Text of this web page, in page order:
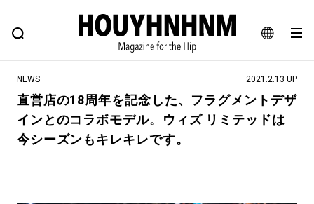
JA
EN
FEATURE BLOG SNAP
ヒップなファッション、カルチャー、ライフスタイルWEBマガジン
#注目のタグ
#NEW VINTAGE #マイナーグッド図鑑
NEWS 2021.2.13 UP
直営店の18周年を記念した、フラグメントデザ
インとのコラボモデル。ウィズ リミテッドは
今シーズンもキレキレです。